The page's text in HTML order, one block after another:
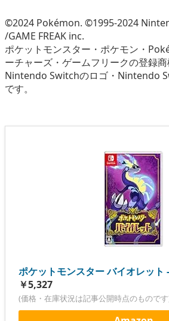
©2024 Pokémon. ©1995-2024
/GAME FREAK inc.
ポケットモンスター・ポケモン・
ーチャーズ・ゲームフリークの登録商
Nintendo Switchのロゴ・Nintendo
です。
ポケットモンスター バイオレッ
￥5,327
(価格・在庫状況は記事公開時点のもので